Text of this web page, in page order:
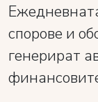
спорове и
генерират